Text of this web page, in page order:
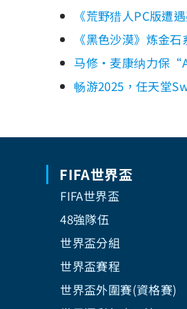
《荒野猎人PC版遭
《黑色沙漠》炼金
马修·麦康纳力保
畅游2025，任天堂
FIFA世界盃
FIFA世界盃
48強隊伍
世界盃分組
世界盃賽程
世界盃外圍賽(資格賽)